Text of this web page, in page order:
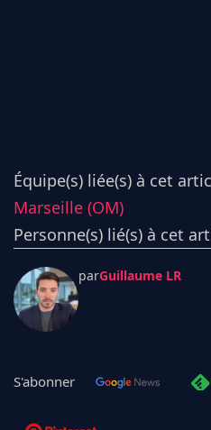
Équipe(s) liée(s) à cet
Marseille (OM)
Personne(s) lié(s) à cet
parGuillaume LR
S'abonner